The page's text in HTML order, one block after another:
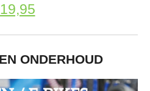
ONDERHOUD